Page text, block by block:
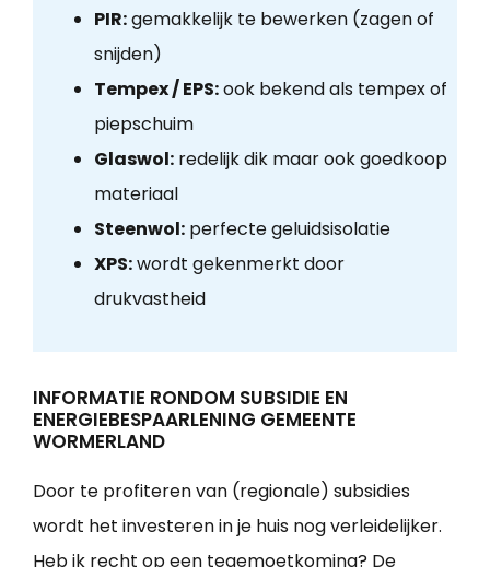
PIR:gemakkelijk te bewerken (zagen of
snijden)
Tempex / EPS:ook bekend als tempex of
piepschuim
Glaswol:redelijk dik maar ook goedkoop
materiaal
Steenwol:perfecte geluidsisolatie
XPS:wordt gekenmerkt door
drukvastheid
INFORMATIE RONDOM SUBSIDIE EN
ENERGIEBESPAARLENING GEMEENTE
WORMERLAND
Door te profiteren van (regionale) subsidies
wordt het investeren in je huis nog verleidelijker.
Heb ik recht op een tegemoetkoming? De